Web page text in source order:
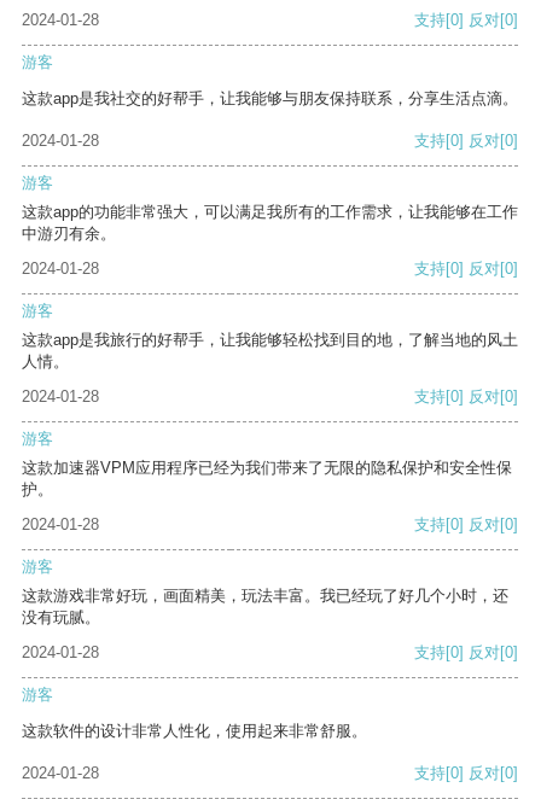
2024-01-28
支持[0] 反对[0]
游客
这款app是我社交的好帮手，让我能够与朋友保持联系，分享生活点滴。
2024-01-28 支持[0] 反对[0]
游客
这款app的功能非常强大，可以满足我所有的工作需求，让我能够在工作
中游刃有余。
2024-01-28
支持[0] 反对[0]
游客
这款app是我旅行的好帮手，让我能够轻松找到目的地，了解当地的风土
人情。
2024-01-28
支持[0] 反对[0]
游客
这款加速器VPM应用程序已经为我们带来了无限的隐私保护和安全性保
护。
2024-01-28
支持[0] 反对[0]
游客
这款游戏非常好玩，画面精美，玩法丰富。我已经玩了好几个小时，还
没有玩腻。
2024-01-28
支持[0] 反对[0]
游客
这款软件的设计非常人性化，使用起来非常舒服。
2024-01-28 支持[0] 反对[0]